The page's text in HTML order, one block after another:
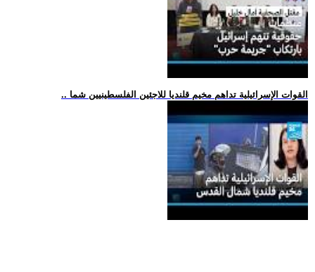
.. القوات الإسرائيلية تداهم مخيم قلنديا للاجئين الفلسطينيين شما